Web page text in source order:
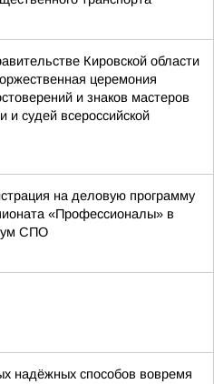
Кировской области
церемония
и знаков мастеров
и судей всероссийской
на деловую программу
«Профессионалы» в
СПО
надёжных способов вовремя